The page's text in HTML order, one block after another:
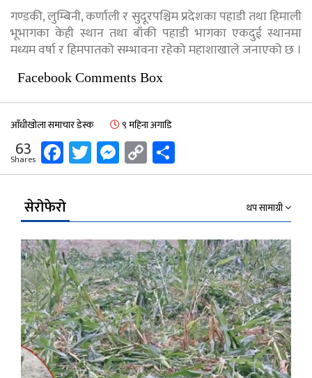
गण्डकी, लुम्बिनी, कर्णाली र सुदूरपश्चिम प्रदेशका पहाडी तथा हिमाली
भूभागका केही स्थान तथा बाँकी पहाडी भागका एकदुई स्थानमा
मध्यम वर्षा र हिमपातको सम्भावना रहेको महाशाखाले जनाएको छ ।
Facebook Comments Box
आँधीखोला समाचार डेस्क ९ महिना अगाडि
63
Shares Facebook
Twitter
Messenger
Copy
Link
सेरोफेरो थप सामाग्री